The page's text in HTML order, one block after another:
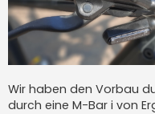
Wir haben den Vorbau
durch eine M-Bar i von